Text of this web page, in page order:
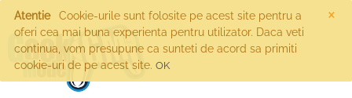
×
Atentie
Cookie-urile sunt folosite pe acest site pentru a
oferi cea mai buna experienta pentru utilizator. Daca veti
continua, vom presupune ca sunteti de acord sa primiti
cookie-uri de pe acest site. OK